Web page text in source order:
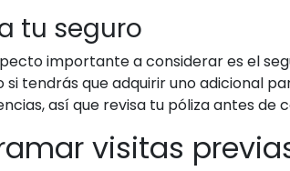
tu seguro
importante a considerar es el
si tendrás que adquirir uno adicional
así que revisa tu póliza antes
visitas